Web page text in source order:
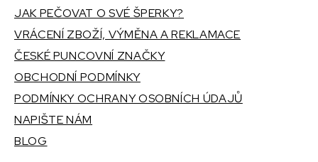
JAK PEČOVAT O SVÉ ŠPERKY?
VRÁCENÍ ZBOŽÍ, VÝMĚNA A REKLAMACE
ČESKÉ PUNCOVNÍ ZNAČKY
OBCHODNÍ PODMÍNKY
PODMÍNKY OCHRANY OSOBNÍCH ÚDAJŮ
NAPIŠTE NÁM
BLOG